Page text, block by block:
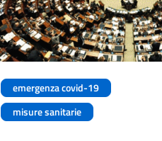
emergenza covid-19
misure sanitarie